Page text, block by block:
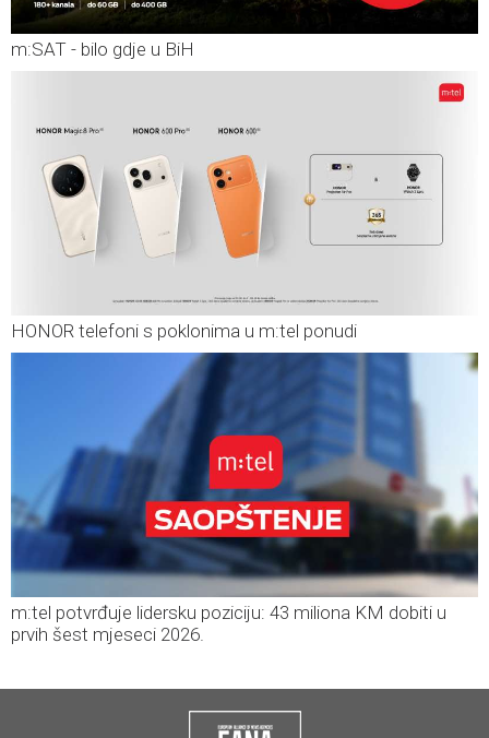
m:SAT - bilo gdje u BiH
HONOR telefoni s poklonima u m:tel ponudi
m:tel potvrđuje lidersku poziciju: 43 miliona KM dobiti u
prvih šest mjeseci 2026.